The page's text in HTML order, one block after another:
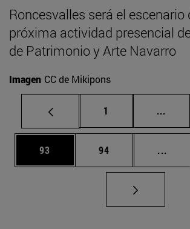
Roncesvalles será el escenario
próxima actividad presencial
de Patrimonio y Arte Navarro
Imagen CC de Mikipons
Página
1 ...
Página
93 Página
94 ...